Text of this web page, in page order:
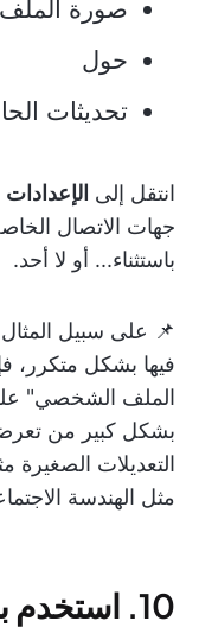
صورة
حول
تحديثات
انتقل إلى
جهات الاتصال
باستثناء... أو لا أحد.
📌 على سبيل
فيها بشكل
الملف الشخصي"
بشكل كبير من
التعديلات
مثل الهندسة
10.